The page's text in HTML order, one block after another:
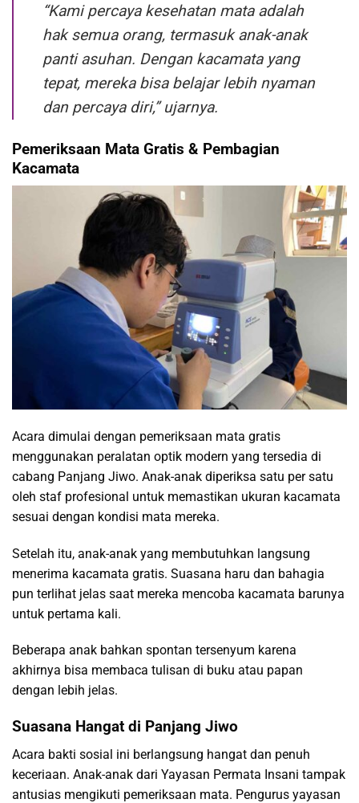
“Kami percaya kesehatan mata adalah
hak semua orang, termasuk anak-anak
panti asuhan. Dengan kacamata yang
tepat, mereka bisa belajar lebih nyaman
dan percaya diri,” ujarnya.
Pemeriksaan Mata Gratis & Pembagian
Kacamata
Acara dimulai dengan pemeriksaan mata gratis
menggunakan peralatan optik modern yang tersedia di
cabang Panjang Jiwo. Anak-anak diperiksa satu per satu
oleh staf profesional untuk memastikan ukuran kacamata
sesuai dengan kondisi mata mereka.
Setelah itu, anak-anak yang membutuhkan langsung
menerima kacamata gratis. Suasana haru dan bahagia
pun terlihat jelas saat mereka mencoba kacamata barunya
untuk pertama kali.
Beberapa anak bahkan spontan tersenyum karena
akhirnya bisa membaca tulisan di buku atau papan
dengan lebih jelas.
Suasana Hangat di Panjang Jiwo
Acara bakti sosial ini berlangsung hangat dan penuh
keceriaan. Anak-anak dari Yayasan Permata Insani tampak
antusias mengikuti pemeriksaan mata. Pengurus yayasan